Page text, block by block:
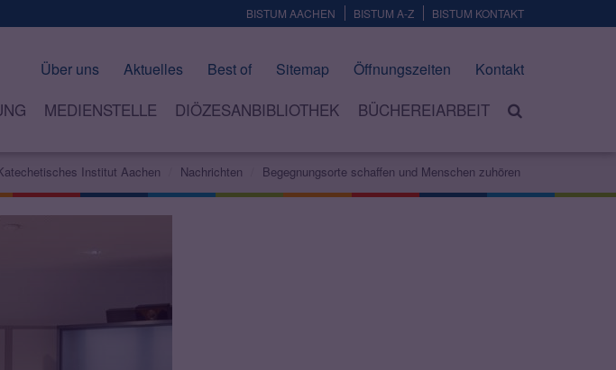
BISTUM AACHEN BISTUM A-Z BISTUM KONTAKT
Über uns Aktuelles Best of Sitemap Öffnungszeiten Kontakt
MEDIENSTELLE DIÖZESANBIBLIOTHEK BÜCHEREIARBEIT
Institut Aachen Nachrichten Begegnungsorte schaffen und Menschen zuhören